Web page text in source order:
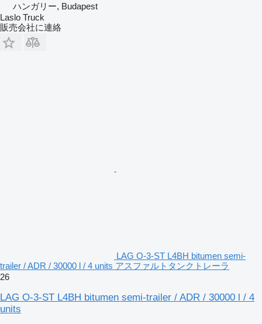
ハンガリー, Budapest
Laslo Truck
販売会社に連絡
LAG O-3-ST L4BH bitumen semi-
trailer / ADR / 30000 l / 4 units アスファルトタンクトレーラ
26
LAG O-3-ST L4BH bitumen semi-trailer / ADR / 30000 l / 4
units